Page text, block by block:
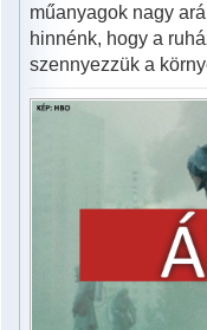
műanyagok nagy
hinnénk, hogy a
szennyezzük a